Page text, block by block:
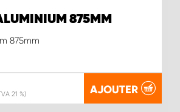
875MM
875mm
21 %) AJOUTER